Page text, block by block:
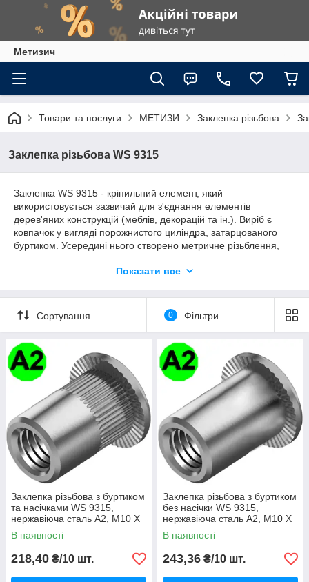
Метизич
Товари та послуги МЕТИЗИ Заклепка різьбова
Заклепка різьбова WS 9315
Заклепка WS 9315 - кріпильний елемент, який
використовується зазвичай для з'єднання елементів
дерев'яних конструкцій (меблів, декорацій та ін.). Виріб є
ковпачок у вигляді порожнистого циліндра, затарцованого
буртиком. Усередині нього створено метричне різьблення,
Заклепки WS 9315 A2/A4 виготовляються із сортів
Використовуються для створення гвинтових з'єднань,
комбінуючись із болтами, шпильками, гвинтами.
Вставляються у спеціально підготовлені отвори. Насічки на
циліндрі запобігають його прокручування при затиску, буртик
- провалювання металовиробу в отвір.
Показати все
Сортування 0 Фільтри
Заклепка різьбова з буртиком
та насічками WS 9315,
нержавіюча сталь A2, М10 X
19
В наявності
218,40 ₴/10 шт.
Заклепка різьбова з буртиком
без насічки WS 9315,
нержавіюча сталь A2, М10 X
22
В наявності
243,36 ₴/10 шт.